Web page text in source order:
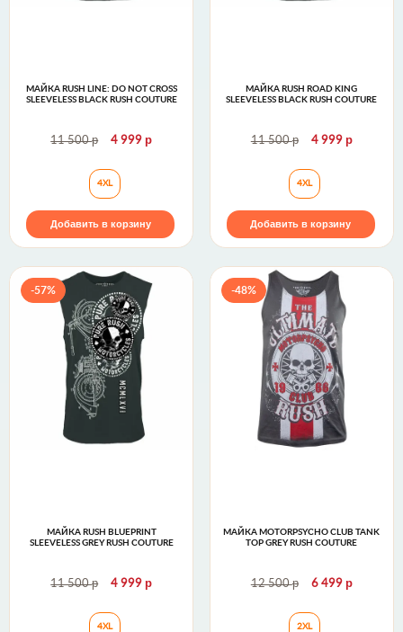
МАЙКА RUSH LINE: DO NOT CROSS
SLEEVELESS BLACK RUSH COUTURE
11 500р 4 999р
Майка RUSH LINE: DO NOT CROSS SLEEVELESS
4XL
Добавить в корзину
МАЙКА RUSH ROAD KING
SLEEVELESS BLACK RUSH COUTURE
11 500р 4 999 р
Майка RUSH
4XL
Добавить в корзину
-57%
МАЙКА RUSH BLUEPRINT
SLEEVELESS GREY RUSH COUTURE
11 500р 4 999р
Майка RUSH BLUEPRINT SLEEVELESS Grey Rush
4XL
-48%
МАЙКА MOTORPSYCHO CLUB TANK
TOP GREY RUSH COUTURE
12 500р 6 499 р
Майка
2XL